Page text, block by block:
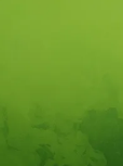
NEWS